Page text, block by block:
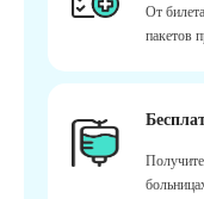
От
пакетов